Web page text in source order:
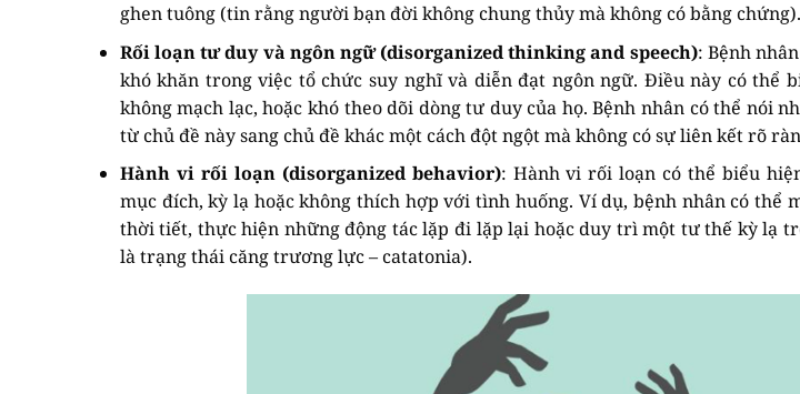
ghen tuông (tin rằng người bạn đời không chung thủy mà không có bằng chứng).
Rối loạn tư duy và ngôn ngữ (disorganized thinking and speech): Bệnh
khó khăn trong việc tổ chức suy nghĩ và diễn đạt ngôn ngữ. Điều này có thể
không mạch lạc, hoặc khó theo dõi dòng tư duy của họ. Bệnh nhân có thể nói
từ chủ đề này sang chủ đề khác một cách đột ngột mà không có sự liên kết rõ
Hành vi rối loạn (disorganized behavior): Hành vi rối loạn có thể biểu
mục đích, kỳ lạ hoặc không thích hợp với tình huống. Ví dụ, bệnh nhân có thể
thời tiết, thực hiện những động tác lặp đi lặp lại hoặc duy trì một tư thế kỳ lạ
là trạng thái căng trương lực – catatonia).